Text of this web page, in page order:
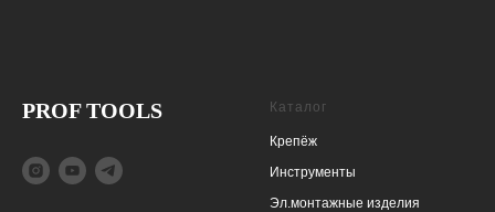
PROF TOOLS Каталог
Крепёж
Инструменты
Эл.монтажные изделия